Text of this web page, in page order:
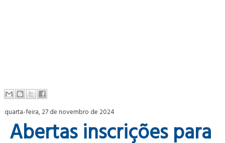
quarta-feira, 27 de novembro de 2024
Abertas inscrições para